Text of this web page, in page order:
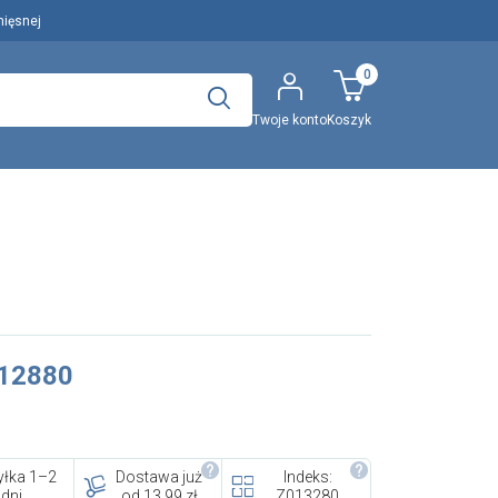
Polecany artykuł
urządzeń dla przetwórstwa
Twoje kontoKoszyk
0
1–2
Dostawa już
Indeks: